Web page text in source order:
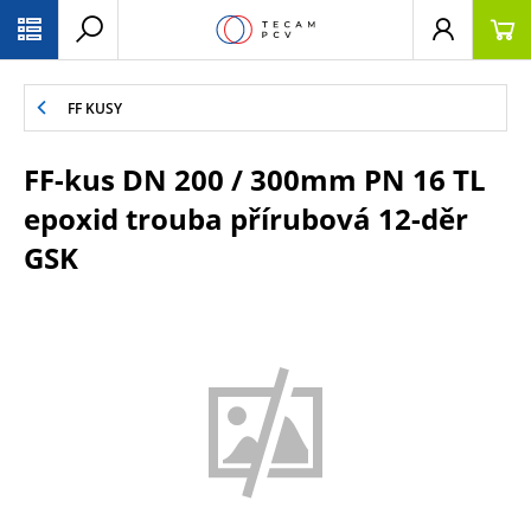
FF KUSY
FF-kus DN 200 / 300mm PN 16 TL
epoxid trouba přírubová 12-děr
GSK